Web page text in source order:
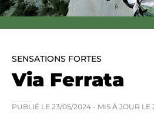
SENSATIONS FORTES
Via Ferrata
PUBLIÉ LE 23/05/2024 - MIS À JOUR LE